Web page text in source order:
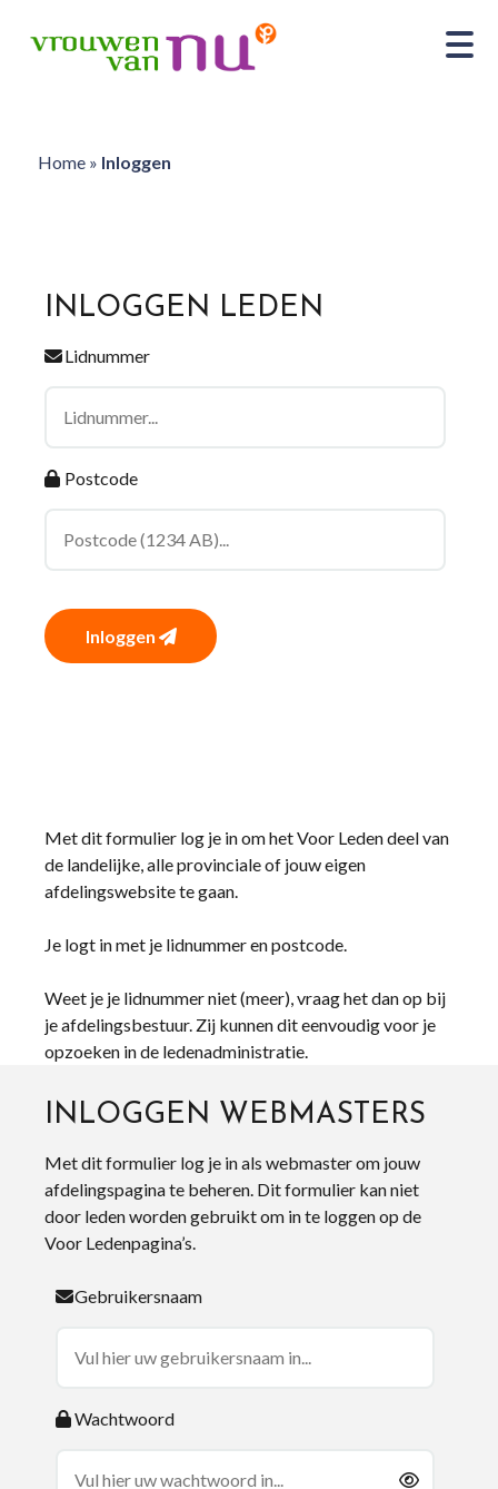
Home» Inloggen
INLOGGEN LEDEN
Lidnummer
Postcode
Inloggen
Met dit formulier log je in om het Voor Leden deel van
de landelijke, alle provinciale of jouw eigen
afdelingswebsite te gaan.
Je logt in met je lidnummer en postcode.
Weet je je lidnummer niet (meer), vraag het dan op bij
je afdelingsbestuur. Zij kunnen dit eenvoudig voor je
opzoeken in de ledenadministratie.
INLOGGEN WEBMASTERS
Met dit formulier log je in als webmaster om jouw
afdelingspagina te beheren. Dit formulier kan niet
door leden worden gebruikt om in te loggen op de
Voor Ledenpagina’s.
Gebruikersnaam
Wachtwoord